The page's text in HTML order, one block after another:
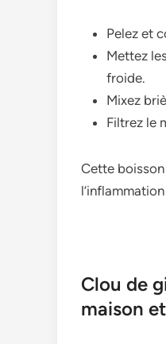
Pelez et
Mettez
froide.
Mixez
Filtrez le
Cette
Clou de
maison